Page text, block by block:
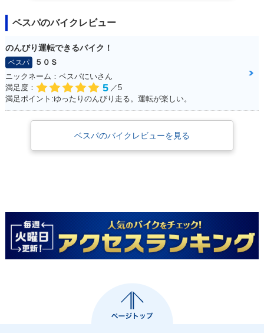
ベスパのバイクレビュー
のんびり運転できるバイク！
ベスパ
５０Ｓ
ニックネーム：ベスパにいさん
満足度：
5 ／5
満足ポイント:ゆったりのんびり走る。運転が楽しい。
ベスパのバイクレビューを見る